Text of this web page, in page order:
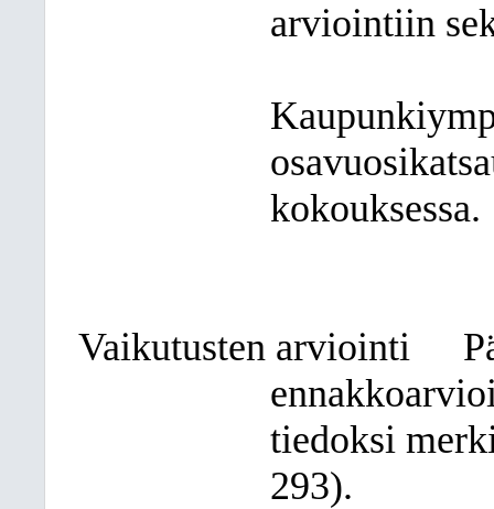
arviointiin
kokouksessa.
Vaikutusten arviointi
tiedoksi
293).